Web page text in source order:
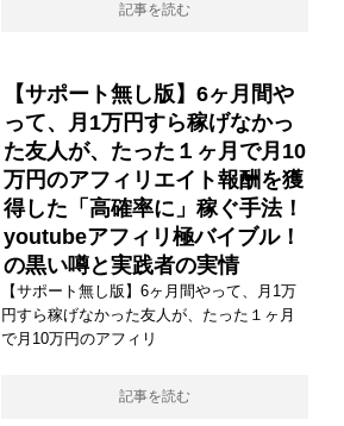
記事を読む
【サポート無し版】6ヶ月間や
って、月1万円すら稼げなかっ
た友人が、たった１ヶ月で月10
万円のアフィリエイト報酬を獲
得した「高確率に」稼ぐ手法！
youtubeアフィリ極バイブル！
の黒い噂と実践者の実情
【サポート無し版】6ヶ月間やって、月1万
円すら稼げなかった友人が、たった１ヶ月
で月10万円のアフィリ
記事を読む